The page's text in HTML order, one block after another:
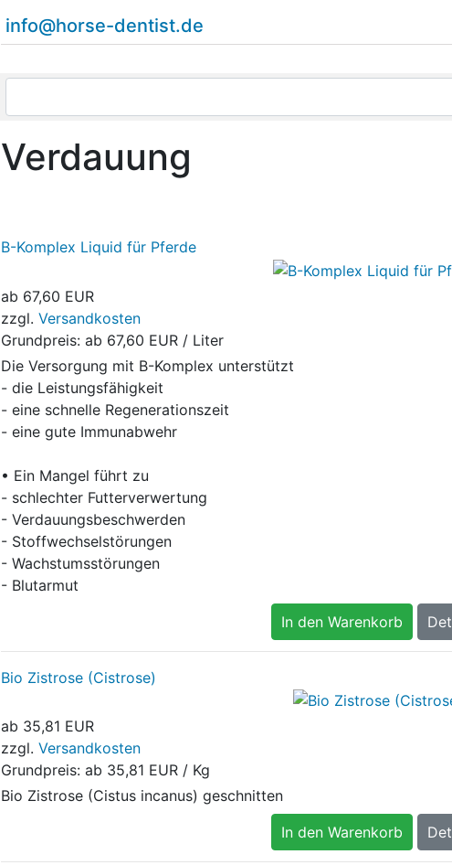
info@horse-dentist.de
Verdauung
B-Komplex Liquid für Pferde
ab 67,60 EUR
zzgl. Versandkosten
Grundpreis: ab 67,60 EUR / Liter
Die Versorgung mit B-Komplex unterstützt
- die Leistungsfähigkeit
- eine schnelle Regenerationszeit
- eine gute Immunabwehr
• Ein Mangel führt zu
- schlechter Futterverwertung
- Verdauungsbeschwerden
- Stoffwechselstörungen
- Wachstumsstörungen
- Blutarmut
In den Warenkorb
Bio Zistrose (Cistrose)
ab 35,81 EUR
zzgl. Versandkosten
Grundpreis: ab 35,81 EUR / Kg
Bio Zistrose (Cistus incanus) geschnitten
In den Warenkorb